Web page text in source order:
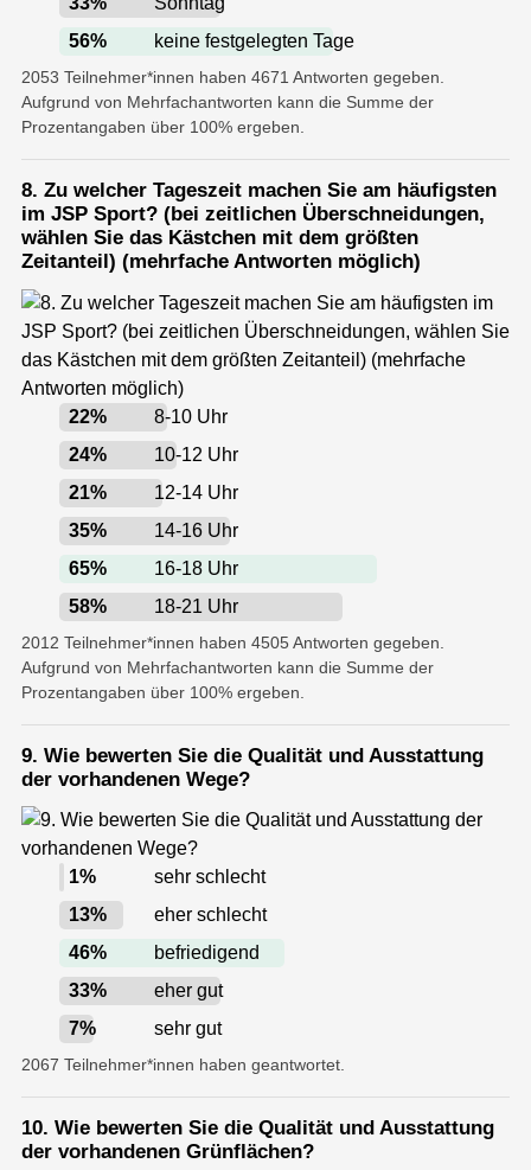
56% keine festgelegten Tage
2053 Teilnehmer*innen haben 4671 Antworten gegeben.
Aufgrund von Mehrfachantworten kann die Summe der
Prozentangaben über 100% ergeben.
8. Zu welcher Tageszeit machen Sie am häufigsten
im JSP Sport? (bei zeitlichen Überschneidungen,
wählen Sie das Kästchen mit dem größten
Zeitanteil) (mehrfache Antworten möglich)
22%
8-10 Uhr
24%
10-12 Uhr
21%
12-14 Uhr
35%
14-16 Uhr
65%
16-18 Uhr
58% 18-21 Uhr
2012 Teilnehmer*innen haben 4505 Antworten gegeben.
Aufgrund von Mehrfachantworten kann die Summe der
Prozentangaben über 100% ergeben.
9. Wie bewerten Sie die Qualität und Ausstattung
der vorhandenen Wege?
1%
sehr schlecht
13%
eher schlecht
46%
befriedigend
33%
eher gut
7% sehr gut
2067 Teilnehmer*innen haben geantwortet.
10. Wie bewerten Sie die Qualität und Ausstattung
der vorhandenen Grünflächen?